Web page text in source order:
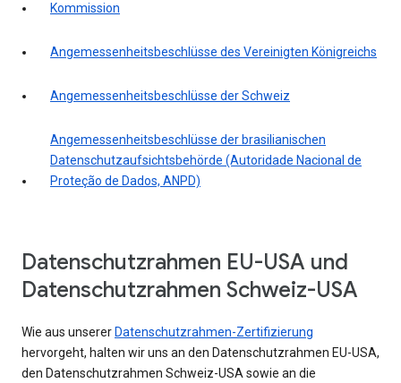
Kommission
Angemessenheitsbeschlüsse des Vereinigten Königreichs
Angemessenheitsbeschlüsse der Schweiz
Angemessenheitsbeschlüsse der brasilianischen
Datenschutzaufsichtsbehörde (Autoridade Nacional de
Proteção de Dados, ANPD)
Datenschutzrahmen EU-USA und
Datenschutzrahmen Schweiz-USA
Wie aus unserer Datenschutzrahmen-Zertifizierung
hervorgeht, halten wir uns an den Datenschutzrahmen EU-USA,
den Datenschutzrahmen Schweiz-USA sowie an die